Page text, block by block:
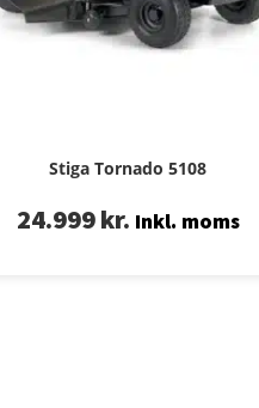
Stiga Tornado 5108
24.999kr. Inkl. moms